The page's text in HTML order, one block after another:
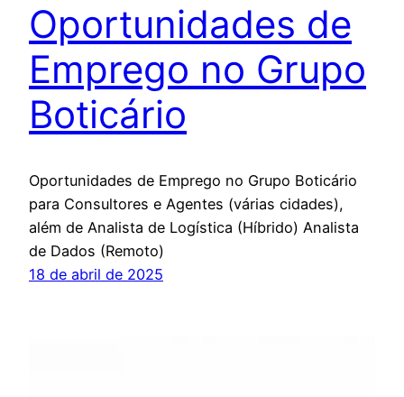
Oportunidades de
Emprego no Grupo
Boticário
Oportunidades de Emprego no Grupo Boticário
para Consultores e Agentes (várias cidades),
além de Analista de Logística (Híbrido) Analista
de Dados (Remoto)
18 de abril de 2025